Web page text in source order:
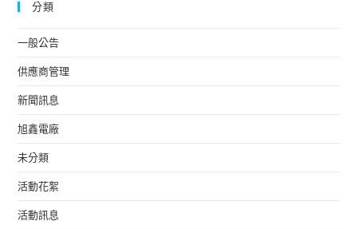
分類
一般公告
供應商管理
新聞訊息
旭鑫電廠
未分類
活動花絮
活動訊息